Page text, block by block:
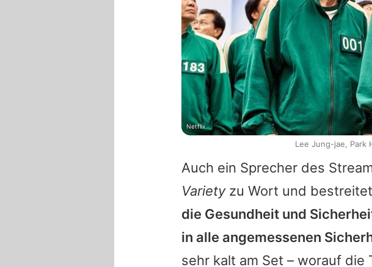
Auch ein Sprecher des
Varietyzu Wort und
die Gesundheit und
in alle angemessenen
sehr kalt am Set – worauf die
Netflix
Lee Jung-jae, Park